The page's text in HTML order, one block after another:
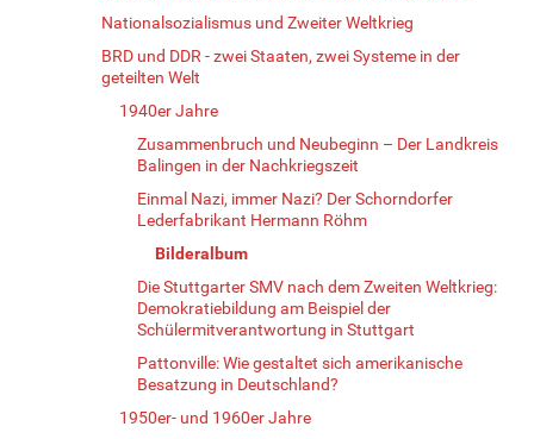
Nationalsozialismus und Zweiter Weltkrieg
BRD und DDR - zwei Staaten, zwei Systeme in der
geteilten Welt
1940er Jahre
Zusammenbruch und Neubeginn – Der Landkreis
Balingen in der Nachkriegszeit
Einmal Nazi, immer Nazi? Der Schorndorfer
Lederfabrikant Hermann Röhm
Bilderalbum
Die Stuttgarter SMV nach dem Zweiten Weltkrieg:
Demokratiebildung am Beispiel der
Schülermitverantwortung in Stuttgart
Pattonville: Wie gestaltet sich amerikanische
Besatzung in Deutschland?
1950er- und 1960er Jahre